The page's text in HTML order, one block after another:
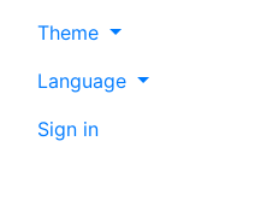
Theme
Language
Sign in